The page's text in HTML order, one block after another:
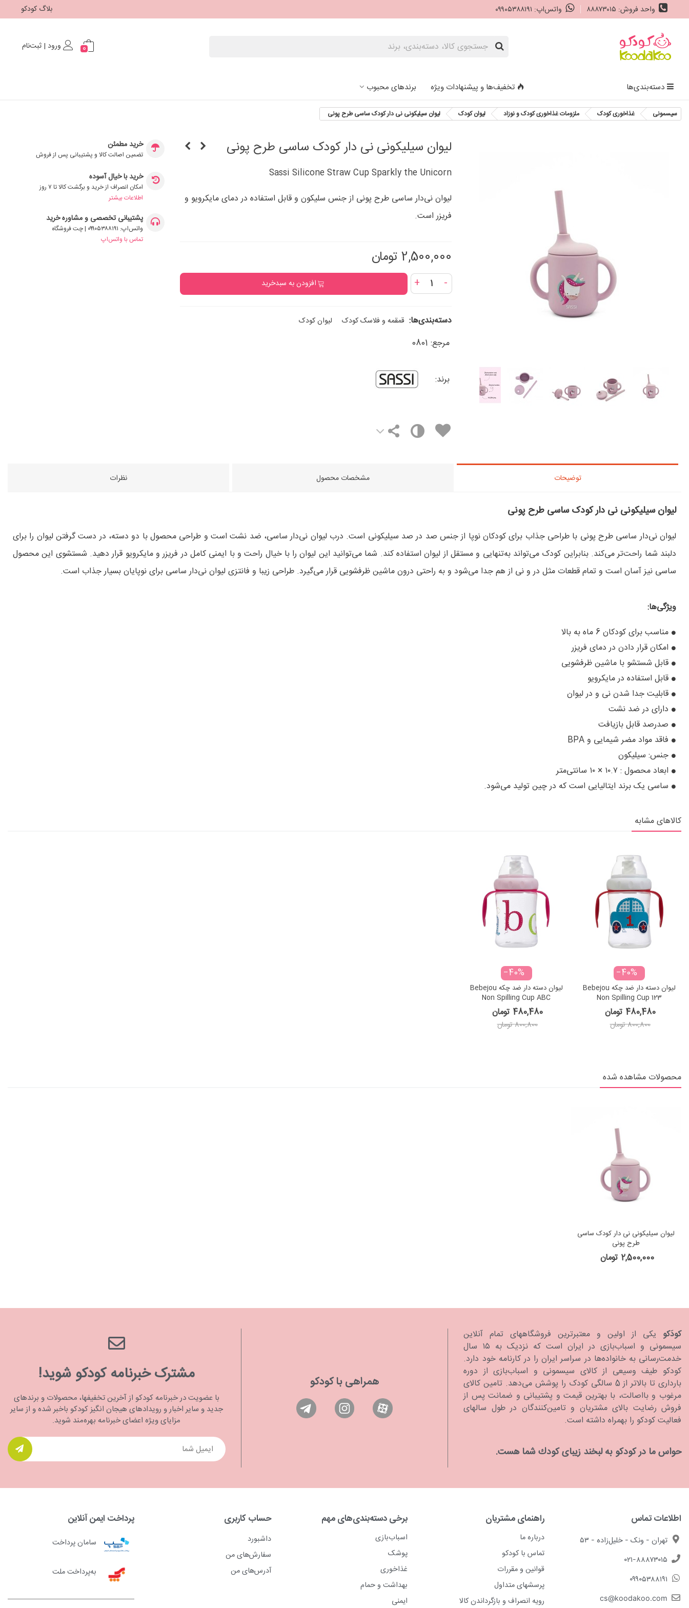
واحد فروش: ۸۸۸۷۳۰۱۵ واتس‌اپ: ۰۹۹۰۵۳۸۸۱۹۱ بلاگ کودکو
0 ورود | ثبت‌نام
دسته‌بندی‌ها تخفیف‌ها و پیشنهادات ویژه برندهای محبوب
سیسمونی غذاخوری کودک ملزومات غذاخوری کودک و نوزاد لیوان کودک لیوان سیلیکونی نی دار کودک ساسی طرح پونی
لیوان سیلیکونی نی دار کودک ساسی طرح پونی
Sassi Silicone Straw Cup Sparkly the Unicorn
لیوان نی‌دار ساسی طرح پونی از جنس سلیکون و قابل استفاده در دمای مایکرویو و
فریزر است.
2,500,000 تومان
-
+ افزودن به سبدخرید
دسته‌بندی‌ها: قمقمه و فلاسک کودک لیوان کودک
مرجع: 0801
برند:
خرید مطمئن
تضمین اصالت کالا و پشتیبانی پس از فروش
خرید با خیال آسوده
امکان انصراف از خرید و برگشت کالا تا ۷ روز
اطلاعات بیشتر
پشتیبانی تخصصی و مشاوره خرید
واتس‌اپ: ۰۹۹۰۵۳۸۸۱۹۱ | چت فروشگاه
تماس با واتس‌اپ
توضیحات مشخصات محصول نظرات
لیوان سیلیکونی نی دار کودک ساسی طرح پونی
لیوان نی‌دار ساسی طرح پونی با طراحی جذاب برای کودکان نوپا از جنس صد‌‌ در صد سیلیکونی است. درب لیوان نی‌دار ساسی، ضد‌‌‌ نشت است و طراحی محصول با دو دسته، در دست گرفتن لیوان را برای
دلبند شما راحت‌تر می‌کند. بنابراین کودک می‌تواند به‌تنهایی و مستقل از لیوان استفاده کند. شما می‌توانید این لیوان را با خیال راحت و با ایمنی کامل در فریزر و مایکرویو قرار دهید. شستشوی این محصول
ساسی نیز آسان است و تمام قطعات مثل در و نی از هم جدا می‌شود و به راحتی درون ماشین ظرفشویی قرار می‌گیرد. طراحی زیبا و فانتزی لیوان نی‌دار ساسی برای نوپایان بسیار جذاب است.
ویژگی‌ها:
مناسب برای کودکان 6 ماه به بالا
امکان قرار دادن در دمای فریزر
قابل شستشو با ماشین ظرفشویی
قابل استفاده در مایکرویو
قابلیت جدا شدن نی و در لیوان
دارای در ضد نشت
صدرصد قابل بازیافت
فاقد مواد مضر شیمایی و BPA
جنس: سیلیکون
ابعاد محصول : ۱۰.۷ × ۱۰ سانتی‌متر
ساسی یک برند ایتالیایی است که در چین تولید می‌شود.
کالاهای مشابه
‎−40%
لیوان دسته دار ضد چکه Bebejou
Non Spilling Cup 123
480,480 تومان
800,800 تومان
‎−40%
لیوان دسته دار ضد چکه Bebejou
Non Spilling Cup ABC
480,480 تومان
800,800 تومان
محصولات مشاهده شده
لیوان سیلیکونی نی دار کودک ساسی
طرح پونی
2,500,000 تومان
کودَکو یکی از اولین و معتبرترین فروشگاههای تمام آنلاین
سیسمونی و اسباب‌بازی در ایران است که نزدیک به ۱۵ سال
خدمت‌رسانی به خانواده‌ها در سراسر ایران را در کارنامه خود دارد.
كودكو طیف وسیعی از کالای سیسمونی و اسباب‌بازی از دوره
بارداری تا بالاتر از 5 سالگی کودک را پوشش می‌دهد. تامین کالای
مرغوب و بااصالت، با بهترین قیمت و پشتیبانی و ضمانت پس از
فروش رضایت بالای مشتریان و تامین‌کنندگان در طول سالهای
فعالیت کودکو را بهمراه داشته است.
حواس ما در كودكو به لبخند زیبای كودك شما هست.
همراهی با کودکو مشترک خبرنامه کودکو شوید!
با عضویت در خبرنامه کودکو از آخرین تخفیفها، محصولات و برندهای
جدید و سایر اخبار و رویدادهای هیجان انگیز کودکو باخبر شده و از سایر
مزایای ویژه اعضای خبرنامه بهره‌مند شوید.
اطلاعات تماس
تهران - ونک - خلیل‌زاده - ۵۳
۰۲۱-۸۸۸۷۳۰۱۵
۰۹۹۰۵۳۸۸۱۹۱
cs@koodakoo.com
راهنمای مشتریان
درباره ما
تماس با کودکو
قوانین و مقررات
پرسشهای متداول
رویه انصراف و بازگرداندن کالا
برخی دسته‌بندی‌های مهم
اسباب‌بازی
پوشک
غذاخوری
بهداشت و حمام
ایمنی
حساب کاربری
داشبورد
سفارش‌های من
آدرس‌های من
پرداخت ایمن آنلاین
سامان پرداخت
به‌پرداخت ملت